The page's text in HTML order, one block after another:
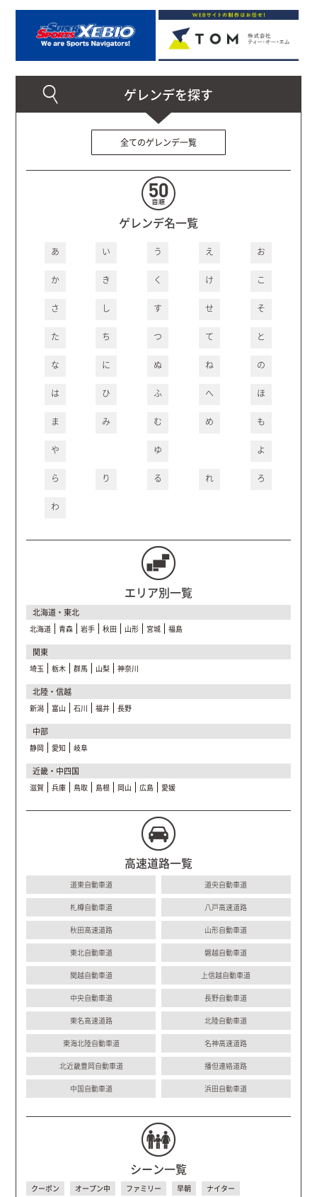
全てのゲレンデ一覧
ゲレンデ名一覧
あ い う え お
か き く け こ
さ し す せ そ
た ち つ て と
な に ぬ ね の
は ひ ふ へ ほ
ま み む め も
や ゆ よ
ら り る れ ろ
わ
エリア別一覧
北海道・東北
北海道 青森 岩手 秋田 山形 宮城 福島
関東
埼玉 栃木 群馬 山梨 神奈川
北陸・信越
新潟 富山 石川 福井 長野
中部
静岡 愛知 岐阜
近畿・中四国
滋賀 兵庫 鳥取 島根 岡山 広島 愛媛
高速道路一覧
道東自動車道 道央自動車道
札樽自動車道 八戸高速道路
秋田高速道路 山形自動車道
東北自動車道 磐越自動車道
関越自動車道 上信越自動車道
中央自動車道 長野自動車道
東名高速道路 北陸自動車道
東海北陸自動車道 名神高速道路
北近畿豊岡自動車道 播但連絡道路
中国自動車道 浜田自動車道
シーン一覧
クーポン オープン中 ファミリー 早朝
ナイター